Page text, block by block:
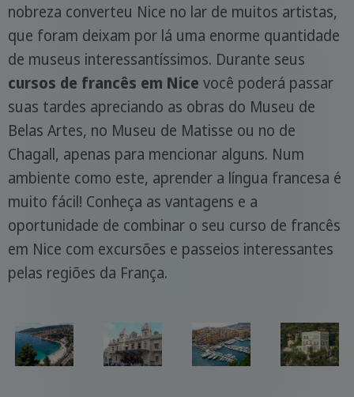
nobreza converteu Nice no lar de muitos artistas,
que foram deixam por lá uma enorme quantidade
de museus interessantíssimos. Durante seus
cursos de francês em Nice você poderá passar
suas tardes apreciando as obras do Museu de
Belas Artes, no Museu de Matisse ou no de
Chagall, apenas para mencionar alguns. Num
ambiente como este, aprender a língua francesa é
muito fácil! Conheça as vantagens e a
oportunidade de combinar o seu curso de francês
em Nice com excursões e passeios interessantes
pelas regiões da França.